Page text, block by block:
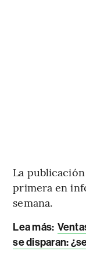
La
primera en
semana.
Lea más:
se disparan: